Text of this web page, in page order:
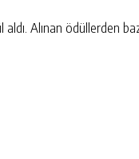
Alınan ödüllerden